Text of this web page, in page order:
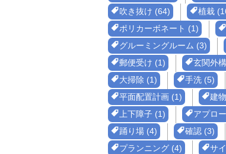
吹き抜け (64)
植栽
ポリカーボネート (1)
グルーミングルーム (3)
郵便受け (1)
玄関外
大掃除 (1)
手洗 (5)
平面配置計画 (1)
建
上下障子 (1)
アプロ
踊り場 (4)
確認 (3)
プランニング (4)
サ